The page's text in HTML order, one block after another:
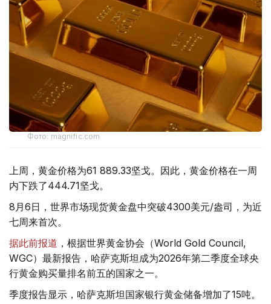
Фото: magnific.com
上周，黄金价格为61 889.33坚戈。因此，黄金价格在一周
内下跌了444.71坚戈。
8月6日，世界市场现货黄金盘中突破4300美元/盎司，为近
七周来首次。
据此前报道 ，根据世界黄金协会（World Gold Council,
WGC）最新报告，哈萨克斯坦成为2026年第二季度全球央
行黄金购买量排名前五的国家之一。
季度报告显示，哈萨克斯坦国家银行黄金储备增加了15吨。